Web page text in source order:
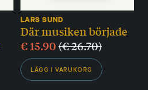
LARS SUND
Där musiken började
€15.90(€26.70)
LÄGG I VARUKORG